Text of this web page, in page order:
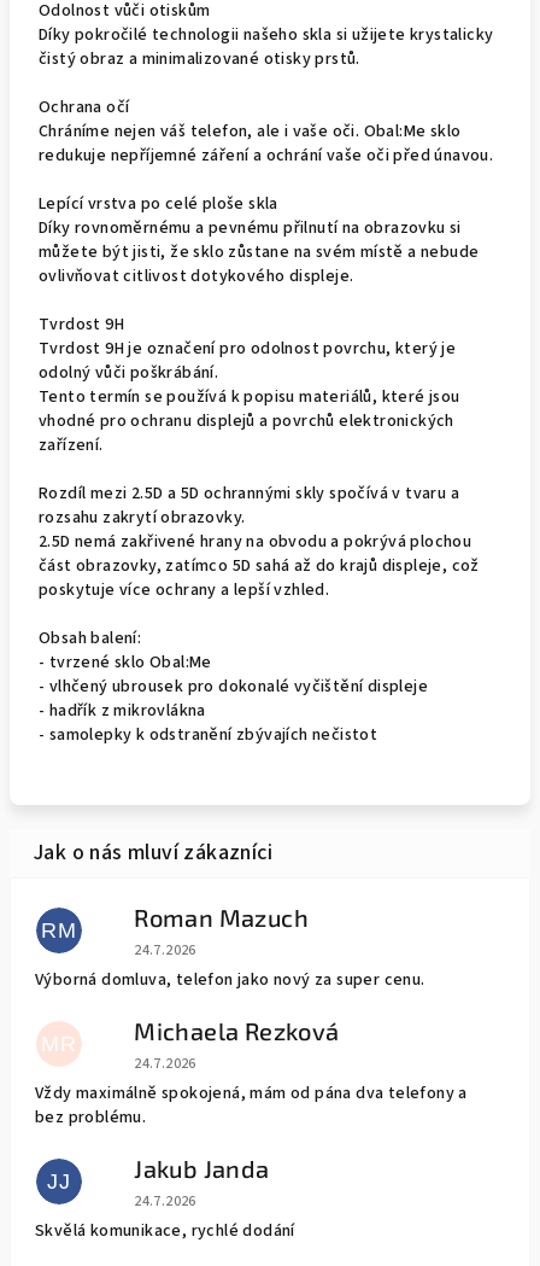
Odolnost vůči otiskům
Díky pokročilé technologii našeho skla si užijete krystalicky
čistý obraz a minimalizované otisky prstů.
Ochrana očí
Chráníme nejen váš telefon, ale i vaše oči. Obal:Me sklo
redukuje nepříjemné záření a ochrání vaše oči před únavou.
Lepící vrstva po celé ploše skla
Díky rovnoměrnému a pevnému přilnutí na obrazovku si
můžete být jisti, že sklo zůstane na svém místě a nebude
ovlivňovat citlivost dotykového displeje.
Tvrdost 9H
Tvrdost 9H je označení pro odolnost povrchu, který je
odolný vůči poškrábání.
Tento termín se používá k popisu materiálů, které jsou
vhodné pro ochranu displejů a povrchů elektronických
zařízení.
Rozdíl mezi 2.5D a 5D ochrannými skly spočívá v tvaru a
rozsahu zakrytí obrazovky.
2.5D nemá zakřivené hrany na obvodu a pokrývá plochou
část obrazovky, zatímco 5D sahá až do krajů displeje, což
poskytuje více ochrany a lepší vzhled.
Obsah balení:
- tvrzené sklo Obal:Me
- vlhčený ubrousek pro dokonalé vyčištění displeje
- hadřík z mikrovlákna
- samolepky k odstranění zbývajích nečistot
RM Roman Mazuch
Hodnocení obchodu je 5 z 5 hvězdiček.
24.7.2026
Výborná domluva, telefon jako nový za super cenu.
MR Michaela Rezková
Hodnocení obchodu je 5 z 5 hvězdiček.
24.7.2026
Vždy maximálně spokojená, mám od pána dva telefony a
bez problému.
JJ Jakub Janda
Hodnocení obchodu je 5 z 5 hvězdiček.
24.7.2026
Skvělá komunikace, rychlé dodání